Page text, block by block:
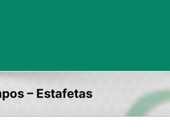
– Estafetas